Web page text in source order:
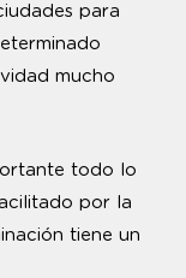
para
mucho
todo lo
por la
tiene un